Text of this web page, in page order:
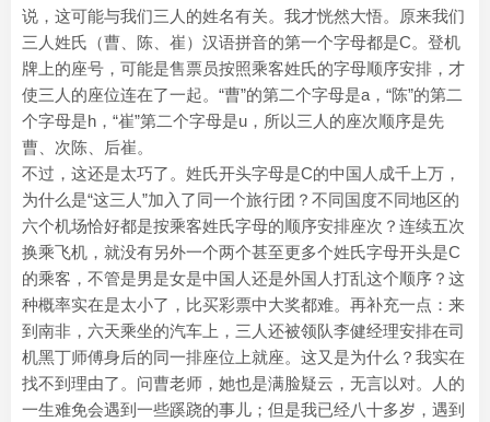
说，这可能与我们三人的姓名有关。我才恍然大悟。原来我们
三人姓氏（曹、陈、崔）汉语拼音的第一个字母都是C。登机
牌上的座号，可能是售票员按照乘客姓氏的字母顺序安排，才
使三人的座位连在了一起。“曹”的第二个字母是a，“陈”的第二
个字母是h，“崔”第二个字母是u，所以三人的座次顺序是先
曹、次陈、后崔。
不过，这还是太巧了。姓氏开头字母是C的中国人成千上万，
为什么是“这三人”加入了同一个旅行团？不同国度不同地区的
六个机场恰好都是按乘客姓氏字母的顺序安排座次？连续五次
换乘飞机，就没有另外一个两个甚至更多个姓氏字母开头是C
的乘客，不管是男是女是中国人还是外国人打乱这个顺序？这
种概率实在是太小了，比买彩票中大奖都难。再补充一点：来
到南非，六天乘坐的汽车上，三人还被领队李健经理安排在司
机黑丁师傅身后的同一排座位上就座。这又是为什么？我实在
找不到理由了。问曹老师，她也是满脸疑云，无言以对。人的
一生难免会遇到一些蹊跷的事儿；但是我已经八十多岁，遇到